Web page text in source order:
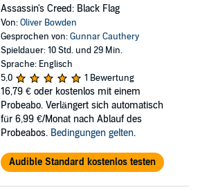
Assassin's Creed: Black Flag
Von:Oliver Bowden
Gesprochen von:Gunnar Cauthery
Spieldauer: 10 Std. und 29 Min.
Sprache: Englisch
5,0
1 Bewertung
16,79 € oder kostenlos mit einem
Probeabo. Verlängert sich automatisch
für 6,99 €/Monat nach Ablauf des
Probeabos. Bedingungen gelten.
Audible Standard kostenlos testen